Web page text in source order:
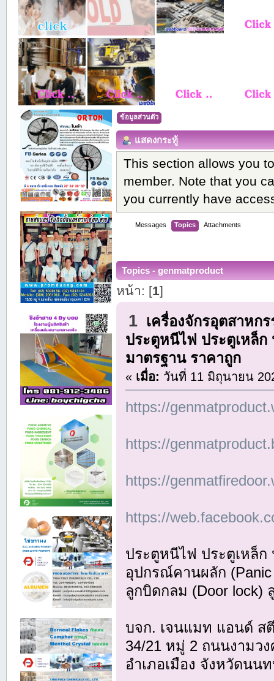
ข้อมูลส่วนตัว
แสดงกระทู้
This section allows you
member. Note that you
you currently have
Messages Topics Attachments
Topics - genmatproduct
หน้า: [1]
1
เครื่องจักรอุตสาหก
ประตูหนีไฟ ประตูเหล็
มาตรฐาน ราคาถูก
« เมื่อ: วันที่ 11 มิถุนายน
https://
https://
https://
https://
ประตูหนีไฟ ประตูเหล็
อุปกรณ์คานผลัก
ลูกบิดกลม (Door lock)
บจก. เจนแมท แอนด์ ส
34/21 หมู่ 2 ถนนงามว
อำเภอเมือง จังหวัดนน